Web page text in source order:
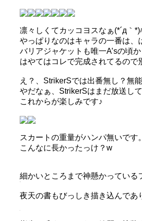
凛々しくてカッコヨスなぁ(*´д｀*)
やっぱりなのはキャラの一番は、
バリアジャケットも唯一A’sの頃
はやてはコレで完成されてるので
え？、StrikerSでは出番無し？無
やだなぁ、StrikerSはまだ放送し
これからが楽しみです♪
スカートの重量がハンパ無いです。
こんなに長かったっけ？w
細かいところまで神懸かっている
夜天の書もびっしき描き込んであ